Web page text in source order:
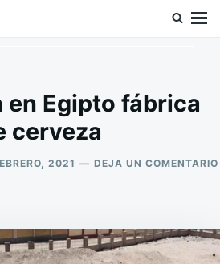
en Egipto fábrica
cerveza
2021 DEJA UN COMENTARIO